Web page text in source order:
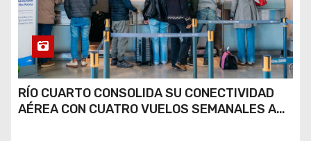
RÍO CUARTO CONSOLIDA SU CONECTIVIDAD
AÉREA CON CUATRO VUELOS SEMANALES A